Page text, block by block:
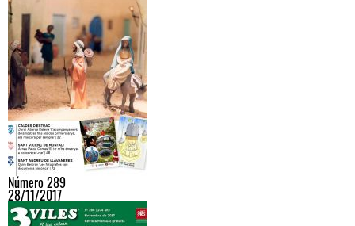
Número 289
28/11/2017